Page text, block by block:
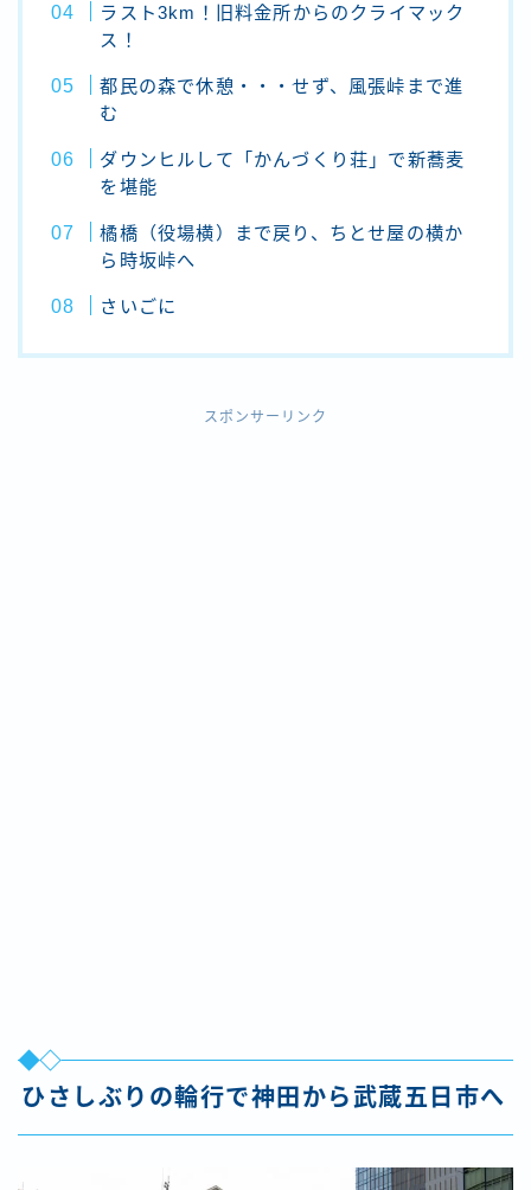
ラスト3km！旧料金所からのクライマック
ス！
都民の森で休憩・・・せず、風張峠まで進
む
ダウンヒルして「かんづくり荘」で新蕎麦
を堪能
橘橋（役場横）まで戻り、ちとせ屋の横か
ら時坂峠へ
さいごに
スポンサーリンク
ひさしぶりの輪行で神田から武蔵五日市へ